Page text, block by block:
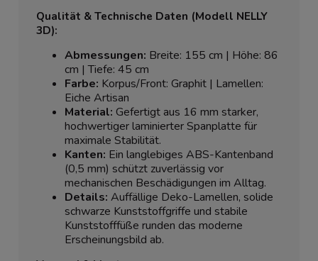
Qualität & Technische Daten (Modell NELLY
3D):
Abmessungen: Breite: 155 cm | Höhe: 86
cm | Tiefe: 45 cm
Farbe: Korpus/Front: Graphit | Lamellen:
Eiche Artisan
Material: Gefertigt aus 16 mm starker,
hochwertiger laminierter Spanplatte für
maximale Stabilität.
Kanten: Ein langlebiges ABS-Kantenband
(0,5 mm) schützt zuverlässig vor
mechanischen Beschädigungen im Alltag.
Details: Auffällige Deko-Lamellen, solide
schwarze Kunststoffgriffe und stabile
Kunststofffüße runden das moderne
Erscheinungsbild ab.